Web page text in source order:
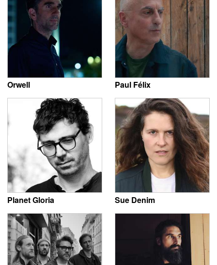
Orwell Paul Félix
Planet Gloria Sue Denim